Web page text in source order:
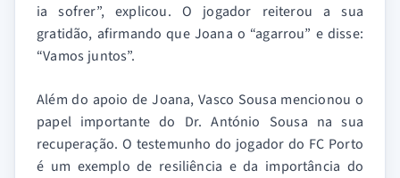
ia sofrer”, explicou. O jogador reiterou a sua
gratidão, afirmando que Joana o “agarrou” e disse:
“Vamos juntos”.
Além do apoio de Joana, Vasco Sousa mencionou o
papel importante do Dr. António Sousa na sua
recuperação. O testemunho do jogador do FC Porto
é um exemplo de resiliência e da importância do